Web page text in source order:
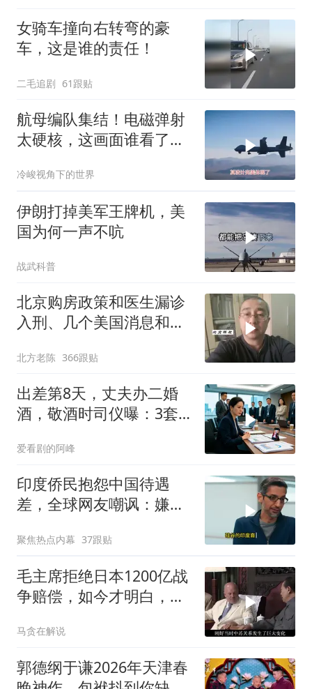
女骑车撞向右转弯的豪
车，这是谁的责任！
二毛追剧 61跟贴
航母编队集结！电磁弹射
太硬核，这画面谁看了不
冷峻视角下的世界
伊朗打掉美军王牌机，美
国为何一声不吭
战武科普
北京购房政策和医生漏诊
入刑、几个美国消息和俄
北方老陈 366跟贴
出差第8天，丈夫办二婚
酒，敬酒时司仪曝：3套
爱看剧的阿峰
印度侨民抱怨中国待遇
差，全球网友嘲讽：嫌差
聚焦热点内幕 37跟贴
毛主席拒绝日本1200亿战
争赔偿，如今才明白，主
马贪在解说
郭德纲于谦2026年天津春